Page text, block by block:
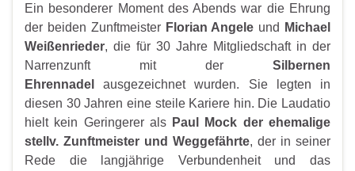
Ein besonderer Moment des Abends war die Ehrung
der beiden Zunftmeister Florian Angele und
Michael
Weißenrieder, die für 30 Jahre Mitgliedschaft in der
Narrenzunft mit der Silbernen
Ehrennadel
ausgezeichnet wurden. Sie legten in
diesen 30 Jahren eine steile Kariere hin. Die Laudatio
hielt kein Geringerer als Paul Mock der ehemalige
stellv. Zunftmeister und Weggefährte, der in seiner
Rede die langjährige Verbundenheit und das